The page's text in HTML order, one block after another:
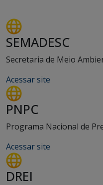
SEMADESC
Secretaria de Meio
Acessar site
PNPC
Programa Nacional de
Acessar site
DREI